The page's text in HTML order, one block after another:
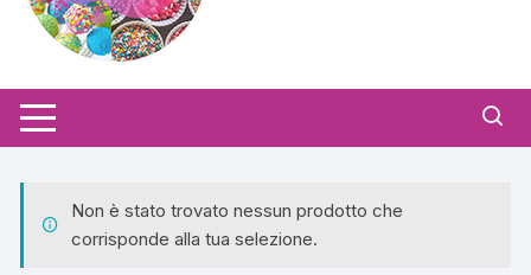
Non è stato trovato nessun prodotto che
corrisponde alla tua selezione.